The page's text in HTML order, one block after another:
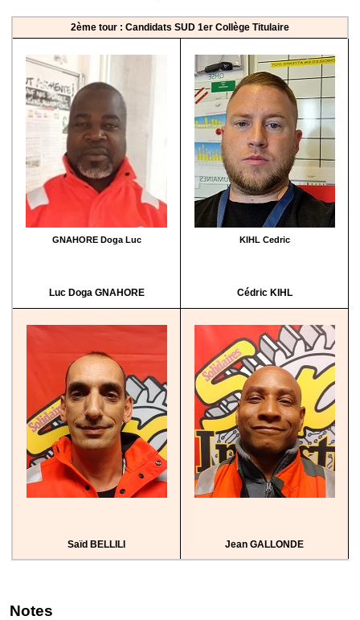
2ème tour : Candidats SUD 1er Collège Titulaire
GNAHORE Doga Luc
Luc Doga GNAHORE
KIHL Cedric
Cédric KIHL
Saïd BELLILI Jean GALLONDE
Notes